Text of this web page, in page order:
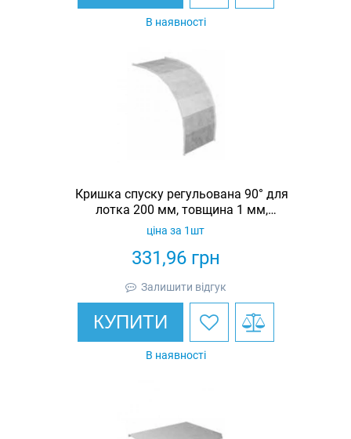
В наявності
Кришка спуску регульована 90° для
лотка 200 мм, товщина 1 мм,
гарячеоцинкована, Eurotray
331,96грн
ціна за 1шт
Залишити відгук
КУПИТИ
В наявності